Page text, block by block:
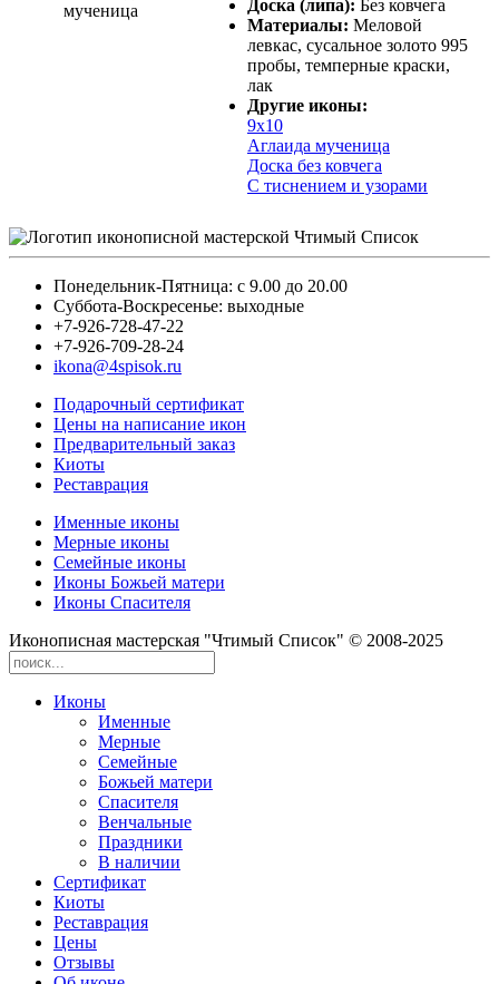
Доска (липа): Без ковчега
Материалы: Меловой
левкас, сусальное золото 995
пробы, темперные краски,
лак
Другие иконы:
9х10
Аглаида мученица
Доска без ковчега
С тиснением и узорами
Понедельник-Пятница: с 9.00 до 20.00
Суббота-Воскресенье: выходные
+7-926-728-47-22
+7-926-709-28-24
ikona@4spisok.ru
Подарочный сертификат
Цены на написание икон
Предварительный заказ
Киоты
Реставрация
Именные иконы
Мерные иконы
Семейные иконы
Иконы Божьей матери
Иконы Спасителя
Иконописная мастерская "Чтимый Список" © 2008-2025
Иконы
Именные
Мерные
Семейные
Божьей матери
Спасителя
Венчальные
Праздники
В наличии
Сертификат
Киоты
Реставрация
Цены
Отзывы